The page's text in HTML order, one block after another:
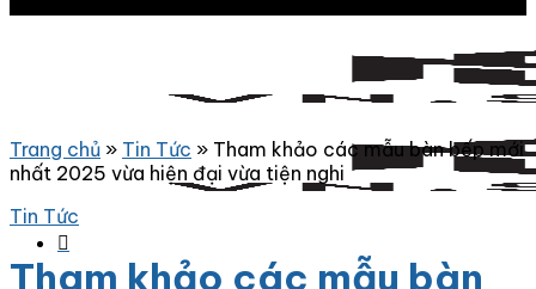
Trang chủ » Tin Tức » Tham khảo các mẫu bàn bếp mới
nhất 2025 vừa hiện đại vừa tiện nghi
Tin Tức
Tham khảo các mẫu bàn